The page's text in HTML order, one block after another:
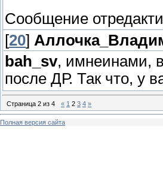
Сообщение
[20]
bah_sv, имнеинами,
после ДР. Так что, у
Страница 2 из 4 « 1 2 3 4 »
Полная версия сайта